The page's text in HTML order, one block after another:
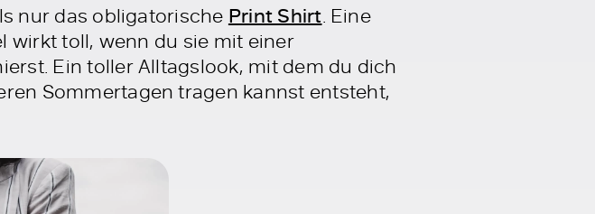
nur das obligatorische Print Shirt . Eine
wirkt toll, wenn du sie mit einer
Ein toller Alltagslook, mit dem du dich
Sommertagen tragen kannst entsteht,